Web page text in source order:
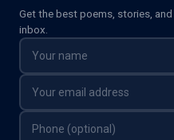
Get the best poems, stories,
inbox.